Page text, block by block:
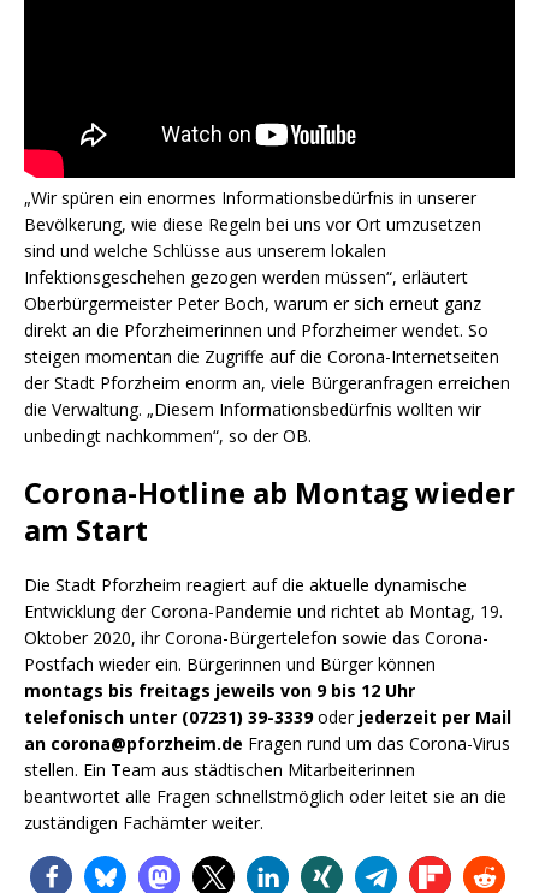
„Wir spüren ein enormes Informationsbedürfnis in unserer
Bevölkerung, wie diese Regeln bei uns vor Ort umzusetzen
sind und welche Schlüsse aus unserem lokalen
Infektionsgeschehen gezogen werden müssen“, erläutert
Oberbürgermeister Peter Boch, warum er sich erneut ganz
direkt an die Pforzheimerinnen und Pforzheimer wendet. So
steigen momentan die Zugriffe auf die Corona-Internetseiten
der Stadt Pforzheim enorm an, viele Bürgeranfragen erreichen
die Verwaltung. „Diesem Informationsbedürfnis wollten wir
unbedingt nachkommen“, so der OB.
Corona-Hotline ab Montag wieder
am Start
Die Stadt Pforzheim reagiert auf die aktuelle dynamische
Entwicklung der Corona-Pandemie und richtet ab Montag, 19.
Oktober 2020, ihr Corona-Bürgertelefon sowie das Corona-
Postfach wieder ein. Bürgerinnen und Bürger können
montags bis freitags jeweils von 9 bis 12 Uhr
telefonisch unter (07231) 39-3339oder jederzeit per Mail
an corona@pforzheim.de Fragen rund um das Corona-Virus
stellen. Ein Team aus städtischen Mitarbeiterinnen
beantwortet alle Fragen schnellstmöglich oder leitet sie an die
zuständigen Fachämter weiter.